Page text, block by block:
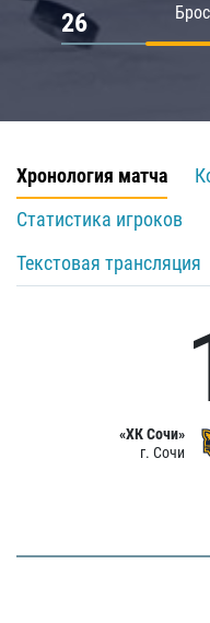
26
Хронология матча
Статистика игроков
Текстовая трансляция
«ХК Сочи»
г. Сочи